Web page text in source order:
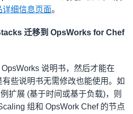
详细信息页面。
迁移到 OpsWorks for Chef
说明书，然后才能在
些说明书无需修改也能使用。如
扩展 (基于时间或基于负载)，则
组和 OpsWork Chef 的节点